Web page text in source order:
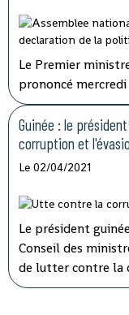
Le Premier
prononcé
d'orientation
que compte
Guinée : le
corruption et
Le 02/04/2021
Le président
Conseil des
de lutter contre la
le népotisme, le